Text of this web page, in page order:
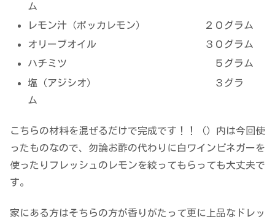
ム
レモン汁（ポッカレモン） ２０グラム
オリーブオイル ３０グラム
ハチミツ ５グラム
塩（アジシオ） ３グラ
ム
こちらの材料を混ぜるだけで完成です！！（）内は今回使
ったものなので、勿論お酢の代わりに白ワインビネガーを
使ったりフレッシュのレモンを絞ってもらっても大丈夫で
す。
家にある方はそちらの方が香りがたって更に上品なドレッ